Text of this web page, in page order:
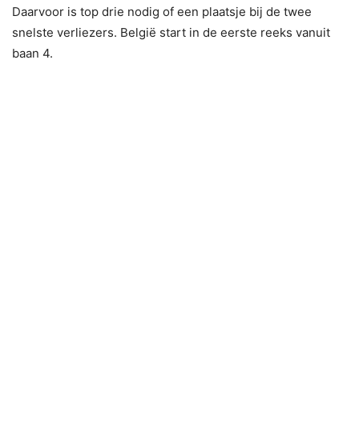
Daarvoor is top drie nodig of een plaatsje bij de twee
snelste verliezers. België start in de eerste reeks vanuit
baan 4.